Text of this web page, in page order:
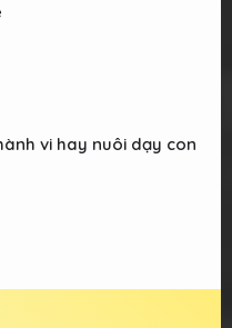
vi hay nuôi dạy con